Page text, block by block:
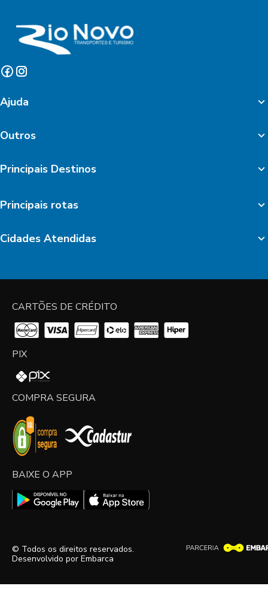
Ajuda
Outros
Principais Destinos
Principais rotas
Cidades Atendidas
CARTÕES DE CRÉDITO
PIX
COMPRA SEGURA
BAIXE O APP
© Todos os direitos reservados.
Desenvolvido por Embarca